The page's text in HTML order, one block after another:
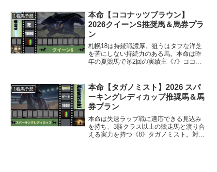
クトリアマイルは《🐎カナテープ》含
め...
1着馬予想
本命【ココナッツブラウン】
2026クイーンS推奨馬＆馬券プラ
ン
札幌18は持続戦濃厚。狙うはタフな洋芝
を苦にしない持続力のある馬。本命は昨
年の夏競馬で🥈2回の実績主《7》ココナ
《2》ケリフレッドアスク、《9》エリカ
エクスプレス、《...
1着馬予想
本命【タガノミスト】2026 スパ
ーキングレディカップ推奨馬＆馬
券プラン
本命は失速ラップ戦に適応できる見込み
を持ち、3勝クラス以上の競走馬と渡り合
える実力を持つ《8》タガノミスト。対抗